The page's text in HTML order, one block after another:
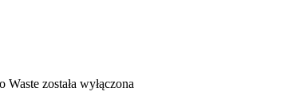
Waste została wyłączona